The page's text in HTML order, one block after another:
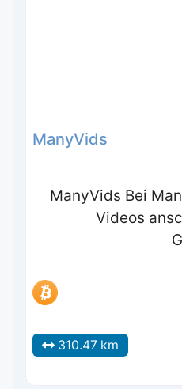
ManyVids
ManyVids Bei
Videos
310.47 km